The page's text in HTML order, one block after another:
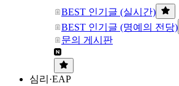
BEST 인기글 (실시간)
BEST 인기글 (명예의 전당)
문의 게시판
심리·EAP